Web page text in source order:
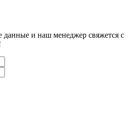
данные и наш менеджер свяжется с